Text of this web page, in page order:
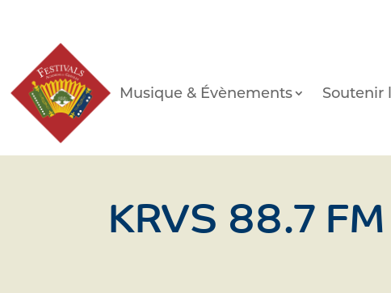
Musique & Évènements Soutenir
KRVS 88.7 FM